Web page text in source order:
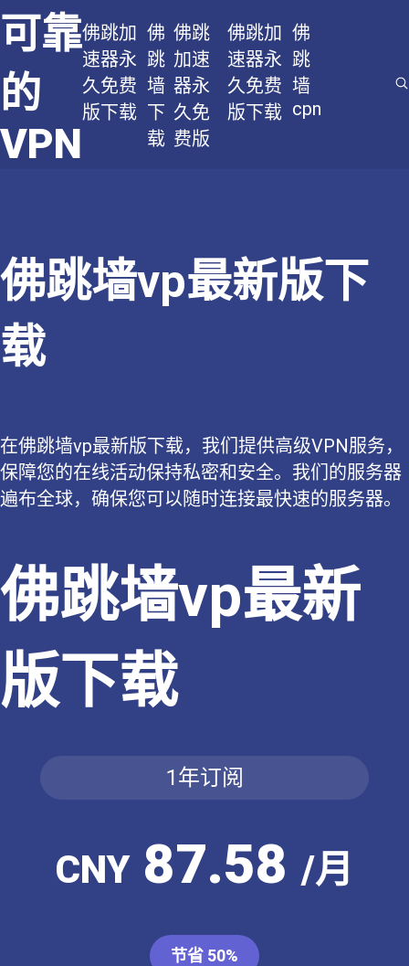
可靠
的
VPN
佛跳加
速器永
久免费
版下载
佛
跳
墙
下
载
佛跳
加速
器永
久免
费版
佛跳加
速器永
久免费
版下载
佛
跳
墙
cpn
佛跳墙vp最新版下
载
在佛跳墙vp最新版下载，我们提供高级VPN服务，
保障您的在线活动保持私密和安全。我们的服务器
遍布全球，确保您可以随时连接最快速的服务器。
佛跳墙vp最新
版下载
1年订阅
CNY87.58 /月
节省 50%